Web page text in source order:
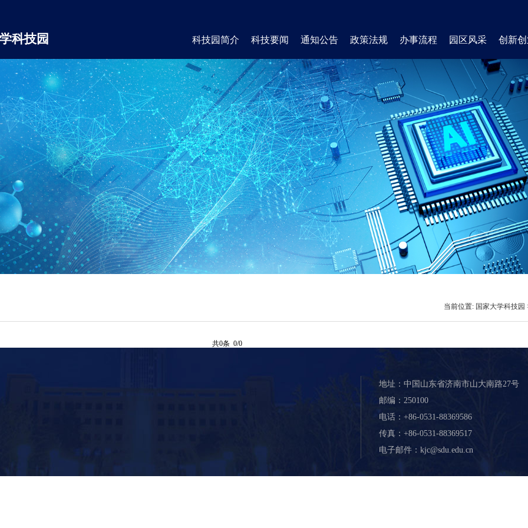
科技园 科技园简介 科技要闻 通知公告 政策法规 办事流程 园区风采 创新
当前位置: 国家大学科技园
共0条 0/0
地址：中国山东省济南市山大南路27号
邮编：250100
电话：+86-0531-88369586
传真：+86-0531-88369517
电子邮件：kjc@sdu.edu.cn